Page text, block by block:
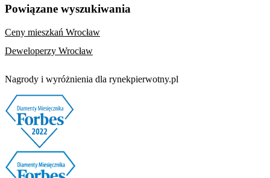
Powiązane wyszukiwania
Ceny mieszkań Wrocław
Deweloperzy Wrocław
Nagrody i wyróżnienia dla rynekpierwotny.pl